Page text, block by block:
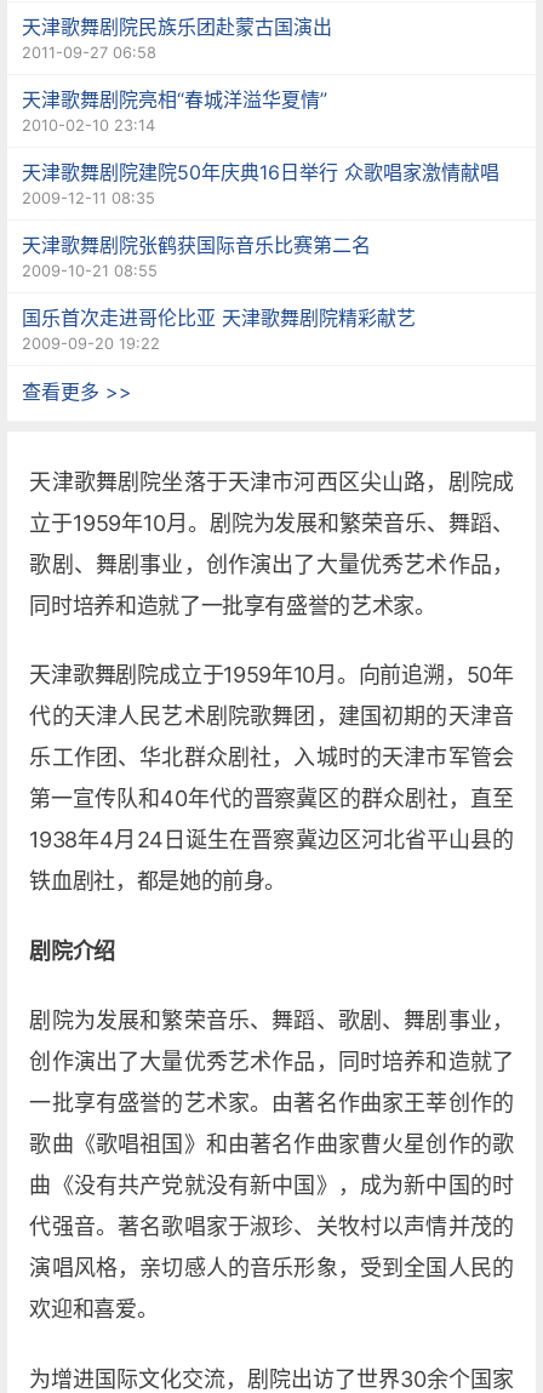
天津歌舞剧院民族乐团赴蒙古国演出
2011-09-27 06:58
天津歌舞剧院亮相“春城洋溢华夏情”
2010-02-10 23:14
天津歌舞剧院建院50年庆典16日举行 众歌唱家激情献唱
2009-12-11 08:35
天津歌舞剧院张鹤获国际音乐比赛第二名
2009-10-21 08:55
国乐首次走进哥伦比亚 天津歌舞剧院精彩献艺
2009-09-20 19:22
查看更多 >>
天津歌舞剧院坐落于天津市河西区尖山路，剧院成
立于1959年10月。剧院为发展和繁荣音乐、舞蹈、
歌剧、舞剧事业，创作演出了大量优秀艺术作品，
同时培养和造就了一批享有盛誉的艺术家。
天津歌舞剧院成立于1959年10月。向前追溯，50年
代的天津人民艺术剧院歌舞团，建国初期的天津音
乐工作团、华北群众剧社，入城时的天津市军管会
第一宣传队和40年代的晋察冀区的群众剧社，直至
1938年4月24日诞生在晋察冀边区河北省平山县的
铁血剧社，都是她的前身。
剧院介绍
剧院为发展和繁荣音乐、舞蹈、歌剧、舞剧事业，
创作演出了大量优秀艺术作品，同时培养和造就了
一批享有盛誉的艺术家。由著名作曲家王莘创作的
歌曲《歌唱祖国》和由著名作曲家曹火星创作的歌
曲《没有共产党就没有新中国》，成为新中国的时
代强音。著名歌唱家于淑珍、关牧村以声情并茂的
演唱风格，亲切感人的音乐形象，受到全国人民的
欢迎和喜爱。
为增进国际文化交流，剧院出访了世界30余个国家